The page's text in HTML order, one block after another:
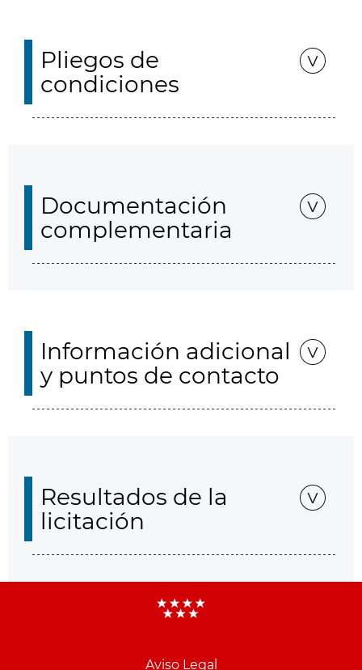
Pliegos de
condiciones
Documentación
complementaria
Información adicional
y puntos de contacto
Resultados de la
licitación
Aviso Legal